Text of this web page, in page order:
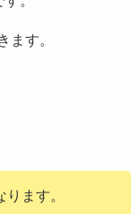
ます。
ます。